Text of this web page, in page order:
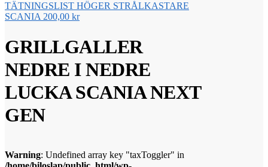
TÄTNINGSLIST HÖGER STRÅLKASTARE
SCANIA 200,00 kr
GRILLGALLER
NEDRE I NEDRE
LUCKA SCANIA NEXT
GEN
Warning: Undefined array key "taxToggler" in